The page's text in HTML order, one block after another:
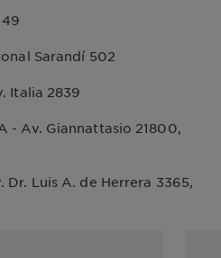
Sarandí 502
Italia 2839
- Av. Giannattasio 21800,
Dr. Luis A. de Herrera 3365,